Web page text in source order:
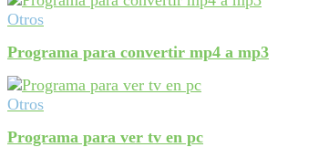
Otros
Programa para convertir mp4 a mp3
Otros
Programa para ver tv en pc